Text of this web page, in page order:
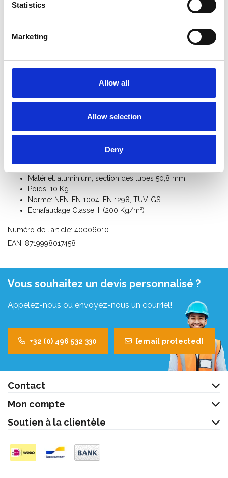
Statistics
Marketing
Allow all
Allow selection
Deny
Informations sur le produit Produits similaires
Cadre pliant avec 3 échelons et des broches d'extension
Universellement interchangeable avec d'autres marques.
Spécifications:
Matériel: aluminium, section des tubes 50,8 mm
Poids: 10 Kg
Norme: NEN-EN 1004, EN 1298, TÜV-GS
Echafaudage Classe III (200 Kg/m²)
Numéro de l'article: 40006010
EAN: 8719998017458
Vous souhaitez un devis personnalisé ?
Appelez-nous ou envoyez-nous un courriel!
+32 (0) 496 532 330 [email protected]
Contact
Mon compte
Soutien à la clientèle